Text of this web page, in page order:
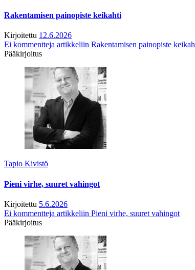
Rakentamisen painopiste keikahti
Kirjoitettu 12.6.2026
Ei kommentteja artikkeliin Rakentamisen painopiste
Pääkirjoitus
Tapio Kivistö
Pieni virhe, suuret vahingot
Kirjoitettu 5.6.2026
Ei kommentteja artikkeliin Pieni virhe, suuret vahingot
Pääkirjoitus